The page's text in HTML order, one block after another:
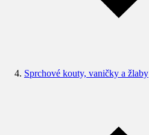
Sprchové kouty, vaničky a žlaby